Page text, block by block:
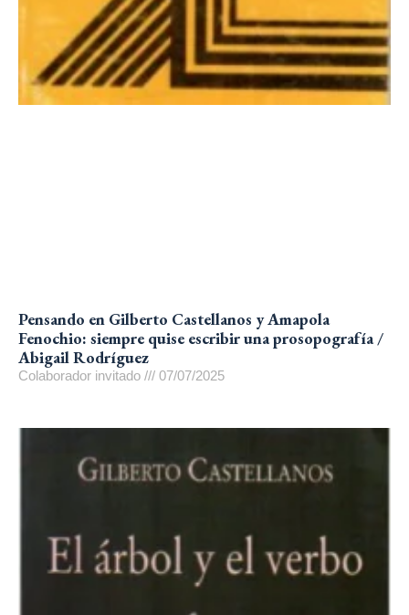
Pensando en Gilberto Castellanos y Amapola
Fenochio: siempre quise escribir una prosopografía /
Abigail Rodríguez
Colaborador invitado 07/07/2025